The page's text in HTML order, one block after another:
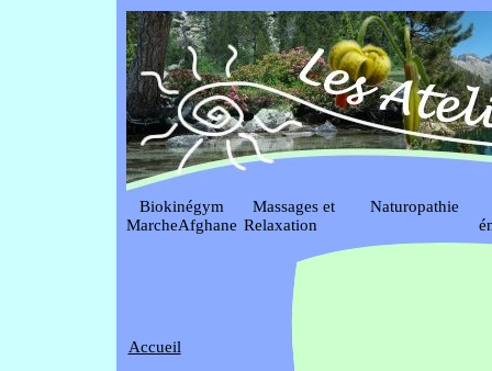
Biokinégym
MarcheAfghane
Massages et
Relaxation
Naturopathie
Accueil